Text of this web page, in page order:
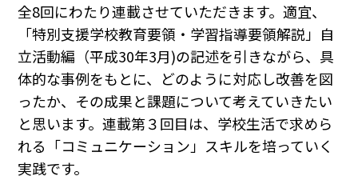
全8回にわたり連載させていただきます。適宜、
「特別支援学校教育要領・学習指導要領解説」自
立活動編（平成30年3月)の記述を引きながら、具
体的な事例をもとに、どのように対応し改善を図
ったか、その成果と課題について考えていきたい
と思います。連載第３回目は、学校生活で求めら
れる「コミュニケーション」スキルを培っていく
実践です。